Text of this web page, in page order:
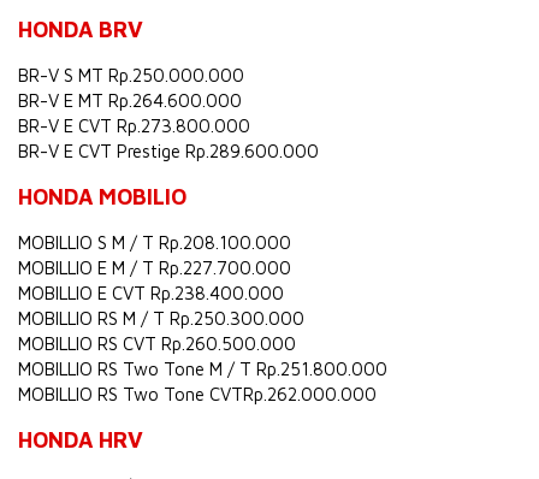
HONDA BRV
BR-V S MT Rp.250.000.000
BR-V E MT Rp.264.600.000
BR-V E CVT Rp.273.800.000
BR-V E CVT Prestige Rp.289.600.000
HONDA MOBILIO
MOBILLIO S M / T Rp.208.100.000
MOBILLIO E M / T Rp.227.700.000
MOBILLIO E CVT Rp.238.400.000
MOBILLIO RS M / T Rp.250.300.000
MOBILLIO RS CVT Rp.260.500.000
MOBILLIO RS Two Tone M / T Rp.251.800.000
MOBILLIO RS Two Tone CVTRp.262.000.000
HONDA HRV